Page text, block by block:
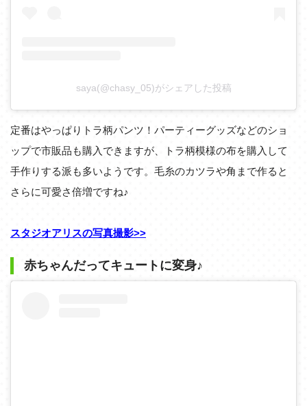
saya(@chasy_05)がシェアした投稿
定番はやっぱりトラ柄パンツ！パーティーグッズなどのショ
ップで市販品も購入できますが、トラ柄模様の布を購入して
手作りする派も多いようです。毛糸のカツラや角まで作ると
さらに可愛さ倍増ですね♪
スタジオアリスの写真撮影>>
赤ちゃんだってキュートに変身♪